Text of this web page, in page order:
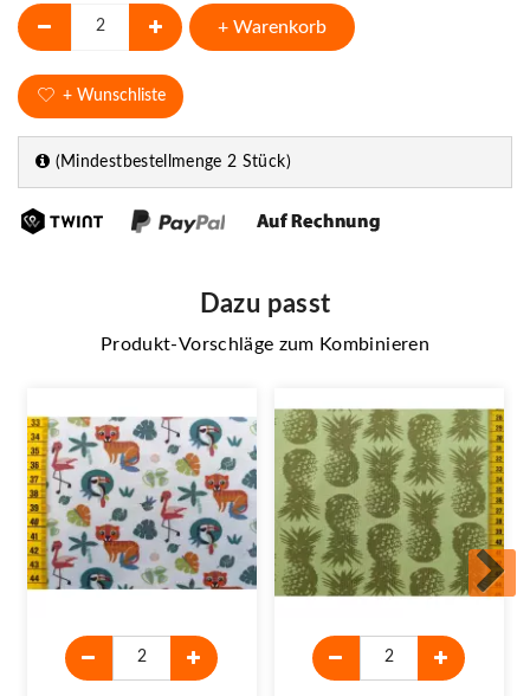
+ Warenkorb
+ Wunschliste
(Mindestbestellmenge 2 Stück)
Dazu passt
Produkt-Vorschläge zum Kombinieren